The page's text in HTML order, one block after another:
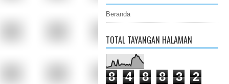
Beranda
TOTAL TAYANGAN HALAMAN
8 4 8 8 3 2